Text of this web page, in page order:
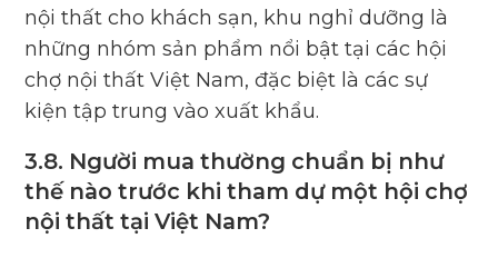
nội thất cho khách sạn, khu nghỉ dưỡng là
những nhóm sản phẩm nổi bật tại các hội
chợ nội thất Việt Nam, đặc biệt là các sự
kiện tập trung vào xuất khẩu.
3.8. Người mua thường chuẩn bị như
thế nào trước khi tham dự một hội chợ
nội thất tại Việt Nam?